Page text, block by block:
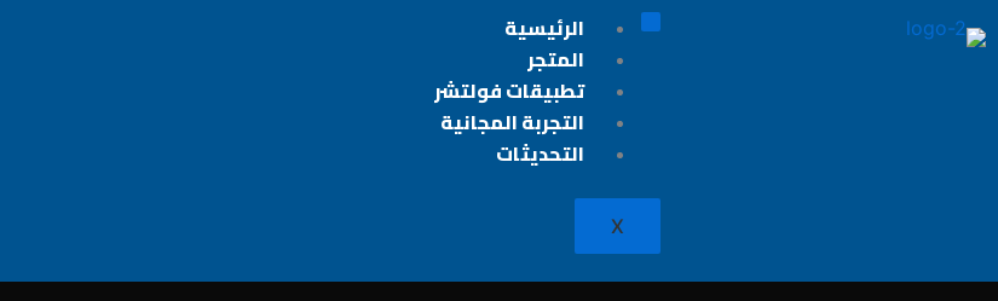
تخطي
إلى
الرئيسية
المتجر
تطبيقات فولتشر
التجربة المجانية
التحديثات
X